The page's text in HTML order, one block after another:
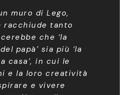
muro di Lego,
racchiude tanto
che ‘la
papà’ sia più ‘la
casa’, in cui le
e la loro creatività
e vivere